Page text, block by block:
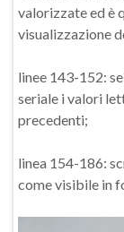
valorizzate ed è
visualizzazione
linee 143-152:
seriale i valori
precedenti;
linea 154-186:
come visibile in